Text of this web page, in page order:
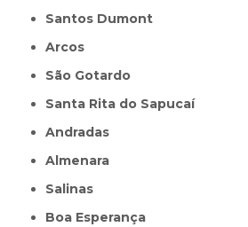
Santos Dumont
Arcos
São Gotardo
Santa Rita do Sapucaí
Andradas
Almenara
Salinas
Boa Esperança